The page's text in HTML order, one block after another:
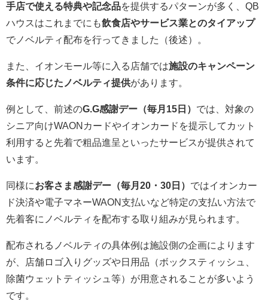
手店で使える特典や記念品を提供するパターンが多く、QB
ハウスはこれまでにも飲食店やサービス業とのタイアップ
でノベルティ配布を行ってきました（後述）。
また、イオンモール等に入る店舗では施設のキャンペーン
条件に応じたノベルティ提供があります。
例として、前述のG.G感謝デー（毎月15日） では、対象の
シニア向けWAONカードやイオンカードを提示してカット
利用すると先着で粗品進呈といったサービスが提供されて
います。
同様にお客さま感謝デー（毎月20・30日） ではイオンカー
ド決済や電子マネーWAON支払いなど特定の支払い方法で
先着客にノベルティを配布する取り組みが見られます。
配布されるノベルティの具体例は施設側の企画によります
が、店舗ロゴ入りグッズや日用品（ボックスティッシュ、
除菌ウェットティッシュ等）が用意されることが多いよう
です。